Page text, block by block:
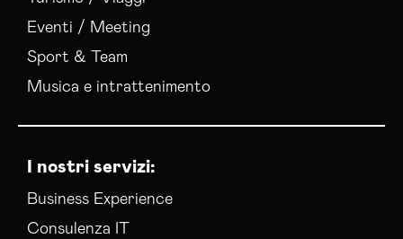
Eventi / Meeting
Sport & Team
Musica e intrattenimento
I nostri servizi:
Business Experience
Consulenza IT